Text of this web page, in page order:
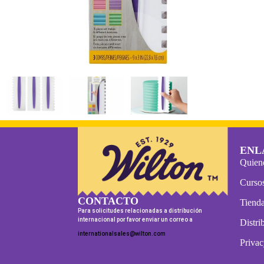
CONTACTO
Para solicitudes relacionadas a distribución
internacional por favor enviar un correo a
internationalsales@wilton.com